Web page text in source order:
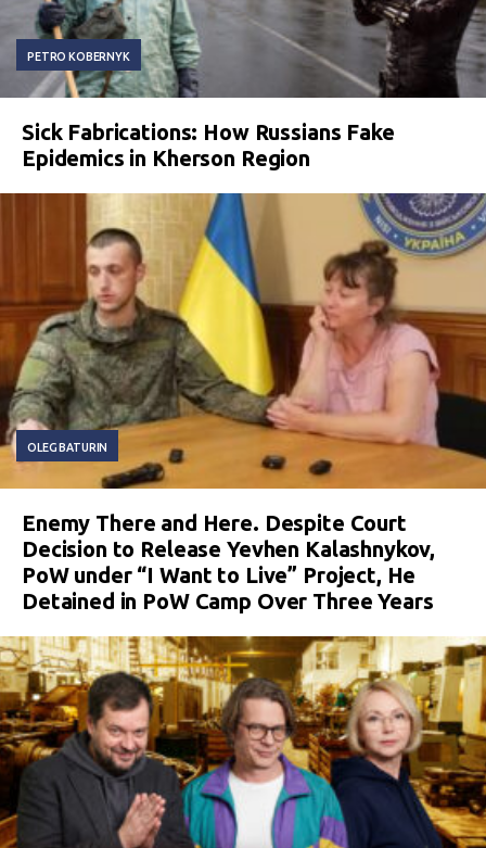
PETRO KOBERNYK
Sick Fabrications: How Russians Fake
Epidemics in Kherson Region
OLEG BATURIN
Enemy There and Here. Despite Court
Decision to Release Yevhen Kalashnykov,
PoW under “I Want to Live” Project, He
Detained in PoW Camp Over Three Years